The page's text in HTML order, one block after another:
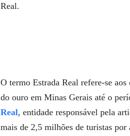
Real.
O termo Estrada Real refere-se
do ouro em Minas Gerais até o
Real, entidade responsável pela
mais de 2,5 milhões de turistas por